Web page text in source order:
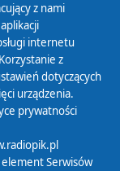
z nami
internetu
z
dotyczących
urządzenia.
prywatności
element Serwisów